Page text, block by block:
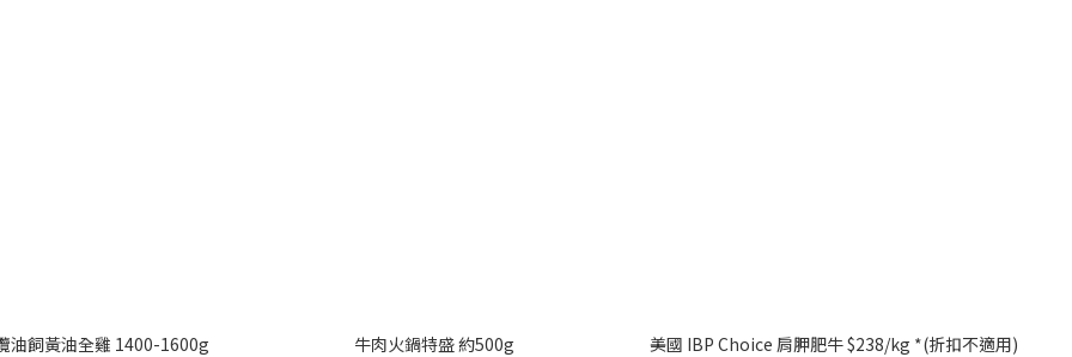
油飼黃油全雞 1400-1600g 牛肉火鍋特盛 約500g 美國 IBP Choice 肩胛肥牛 $238/kg *(折扣不適用)